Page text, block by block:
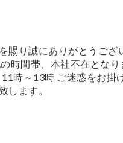
賜り誠にありがとうござ
時間帯、本社不在となり
時～13時 ご迷惑をお掛
します。